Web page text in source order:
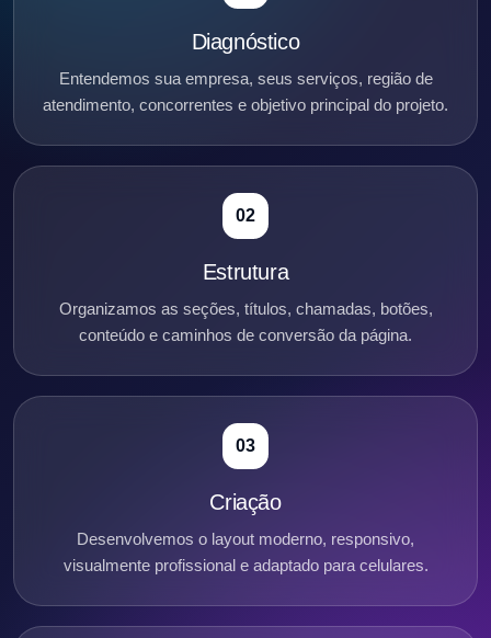
Diagnóstico
Entendemos sua empresa, seus serviços, região de
atendimento, concorrentes e objetivo principal do projeto.
02
Estrutura
Organizamos as seções, títulos, chamadas, botões,
conteúdo e caminhos de conversão da página.
03
Criação
Desenvolvemos o layout moderno, responsivo,
visualmente profissional e adaptado para celulares.